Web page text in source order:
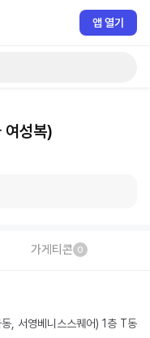
앱 열기
성복)
가게티콘 0
, 서영베니스스퀘어) 1층 T동